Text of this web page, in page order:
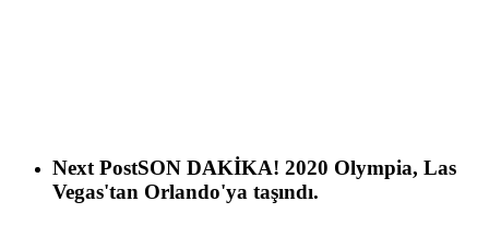
Next PostSON DAKİKA! 2020 Olympia, Las
Vegas'tan Orlando'ya taşındı.